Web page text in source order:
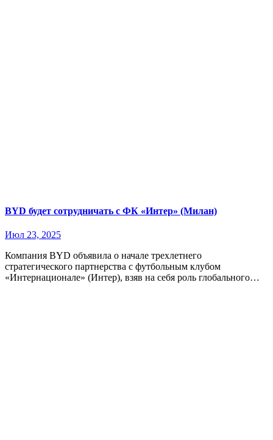
BYD будет сотрудничать с ФК «Интер» (Милан)
Июл 23, 2025
Компания BYD объявила о начале трехлетнего
стратегического партнерства с футбольным клубом
«Интернационале» (Интер), взяв на себя роль глобального…